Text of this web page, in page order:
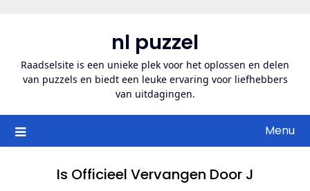
inhoud
nl puzzel
Raadselsite is een unieke plek voor het oplossen en delen
van puzzels en biedt een leuke ervaring voor liefhebbers
van uitdagingen.
Menu
Is Officieel Vervangen Door J